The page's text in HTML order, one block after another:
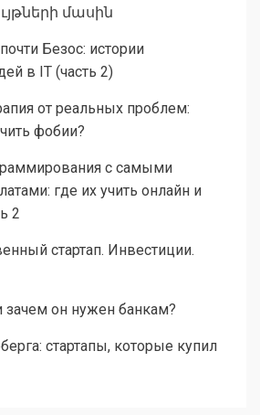
մասին
Безос: истории
в IT (часть 2)
от реальных проблем:
фобии?
с самыми
где их учить онлайн и
2
стартап. Инвестиции.
зачем он нужен банкам?
стартапы, которые купил